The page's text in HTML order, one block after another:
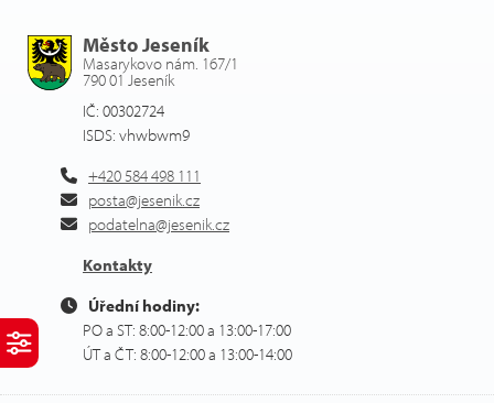
Město Jeseník
Masarykovo nám. 167/1
790 01 Jeseník
IČ: 00302724
ISDS: vhwbwm9
+420 584 498 111
posta@jesenik.cz
podatelna@jesenik.cz
Kontakty
Úřední hodiny:
PO a ST: 8:00-12:00 a 13:00-17:00
ÚT a ČT: 8:00-12:00 a 13:00-14:00